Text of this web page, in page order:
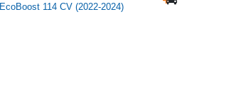
EcoBoost 114 CV (2022-2024)